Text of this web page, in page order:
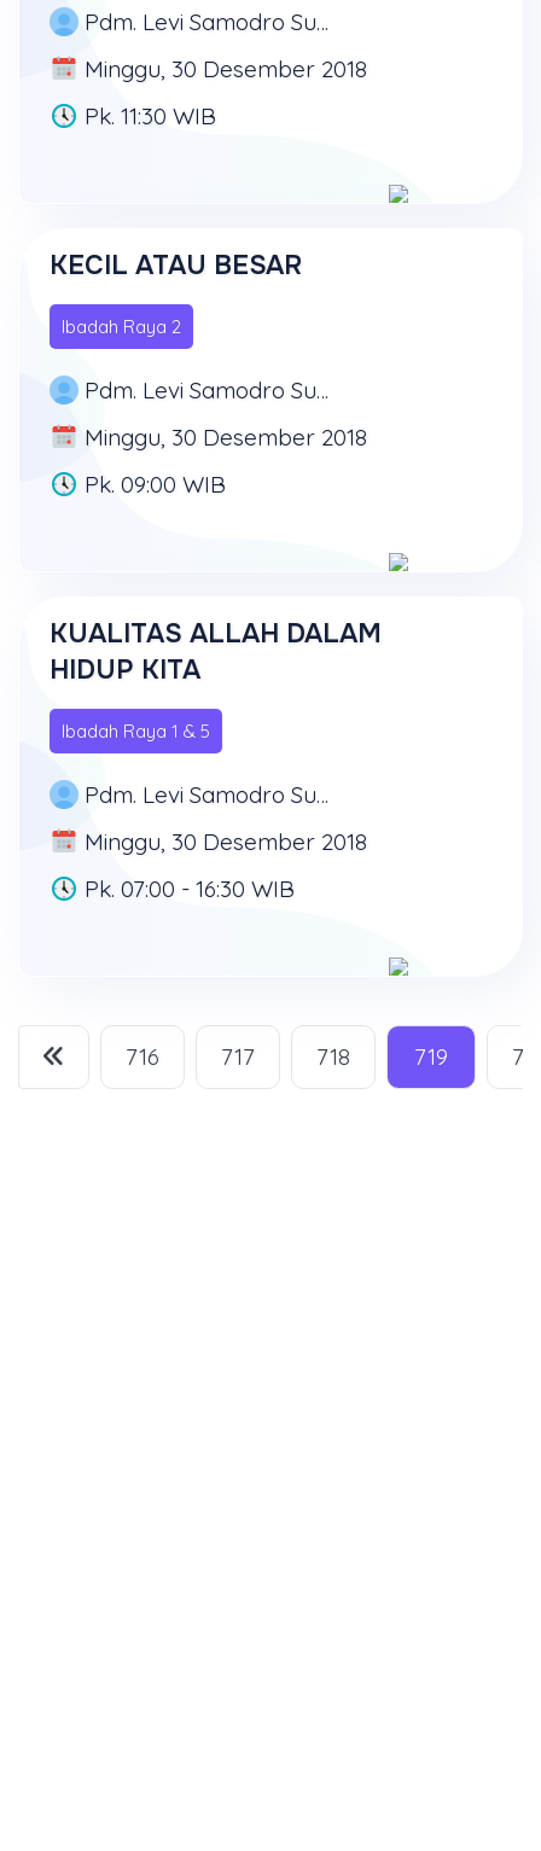
Pdm. Levi Samodro Supit
Minggu, 30 Desember 2018
Pk. 11:30 WIB
KECIL ATAU BESAR
Ibadah Raya 2
Pdm. Levi Samodro Supit
Minggu, 30 Desember 2018
Pk. 09:00 WIB
KUALITAS ALLAH DALAM
HIDUP KITA
Ibadah Raya 1 & 5
Pdm. Levi Samodro Supit
Minggu, 30 Desember 2018
Pk. 07:00 - 16:30 WIB
716 717 718 719